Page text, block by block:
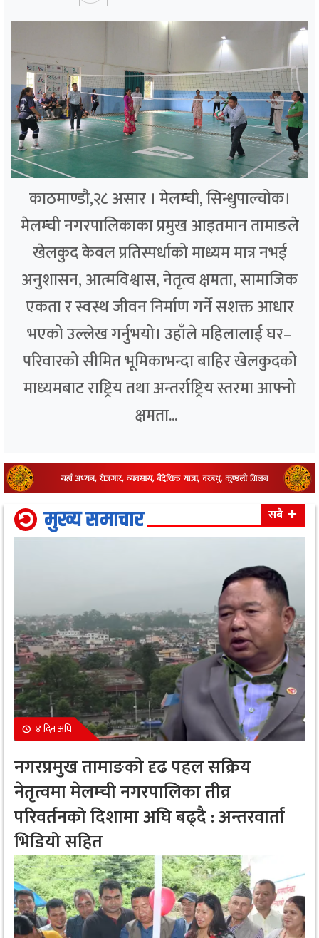
काठमाण्डौ,२८ असार । मेलम्ची, सिन्धुपाल्चोक।
मेलम्ची नगरपालिकाका प्रमुख आइतमान तामाङले
खेलकुद केवल प्रतिस्पर्धाको माध्यम मात्र नभई
अनुशासन, आत्मविश्वास, नेतृत्व क्षमता, सामाजिक
एकता र स्वस्थ जीवन निर्माण गर्ने सशक्त आधार
भएको उल्लेख गर्नुभयो। उहाँले महिलालाई घर–
परिवारको सीमित भूमिकाभन्दा बाहिर खेलकुदको
माध्यमबाट राष्ट्रिय तथा अन्तर्राष्ट्रिय स्तरमा आफ्नो
क्षमता...
मुख्य समाचार सबै
४ दिन अघि
नगरप्रमुख तामाङको दृढ पहल सक्रिय
नेतृत्वमा मेलम्ची नगरपालिका तीव्र
परिवर्तनको दिशामा अघि बढ्दै : अन्तरवार्ता
भिडियो सहित